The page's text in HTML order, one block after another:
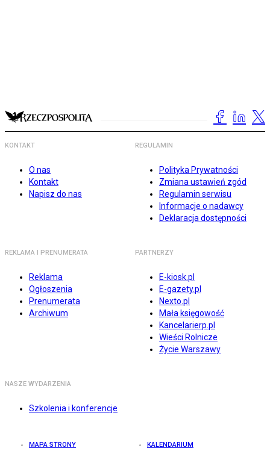
KONTAKT
O nas
Kontakt
Napisz do nas
REGULAMIN
Polityka Prywatności
Zmiana ustawień zgód
Regulamin serwisu
Informacje o nadawcy
Deklaracja dostępności
REKLAMA I PRENUMERATA
Reklama
Ogłoszenia
Prenumerata
Archiwum
PARTNERZY
E-kiosk.pl
E-gazety.pl
Nexto.pl
Mała księgowość
Kancelarierp.pl
Wieści Rolnicze
Życie Warszawy
NASZE WYDARZENIA
Szkolenia i konferencje
MAPA STRONY KALENDARIUM